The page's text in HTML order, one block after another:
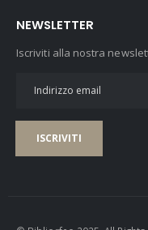
NEWSLETTER
Iscriviti alla nostra
ISCRIVITI